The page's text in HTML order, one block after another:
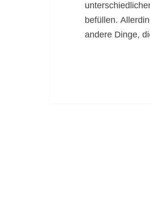
befüllen.
andere Dinge,